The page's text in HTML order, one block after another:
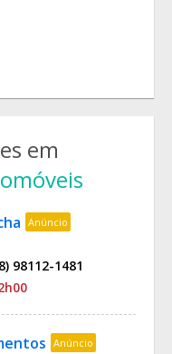
em
Anúncio
98112-1481
Anúncio